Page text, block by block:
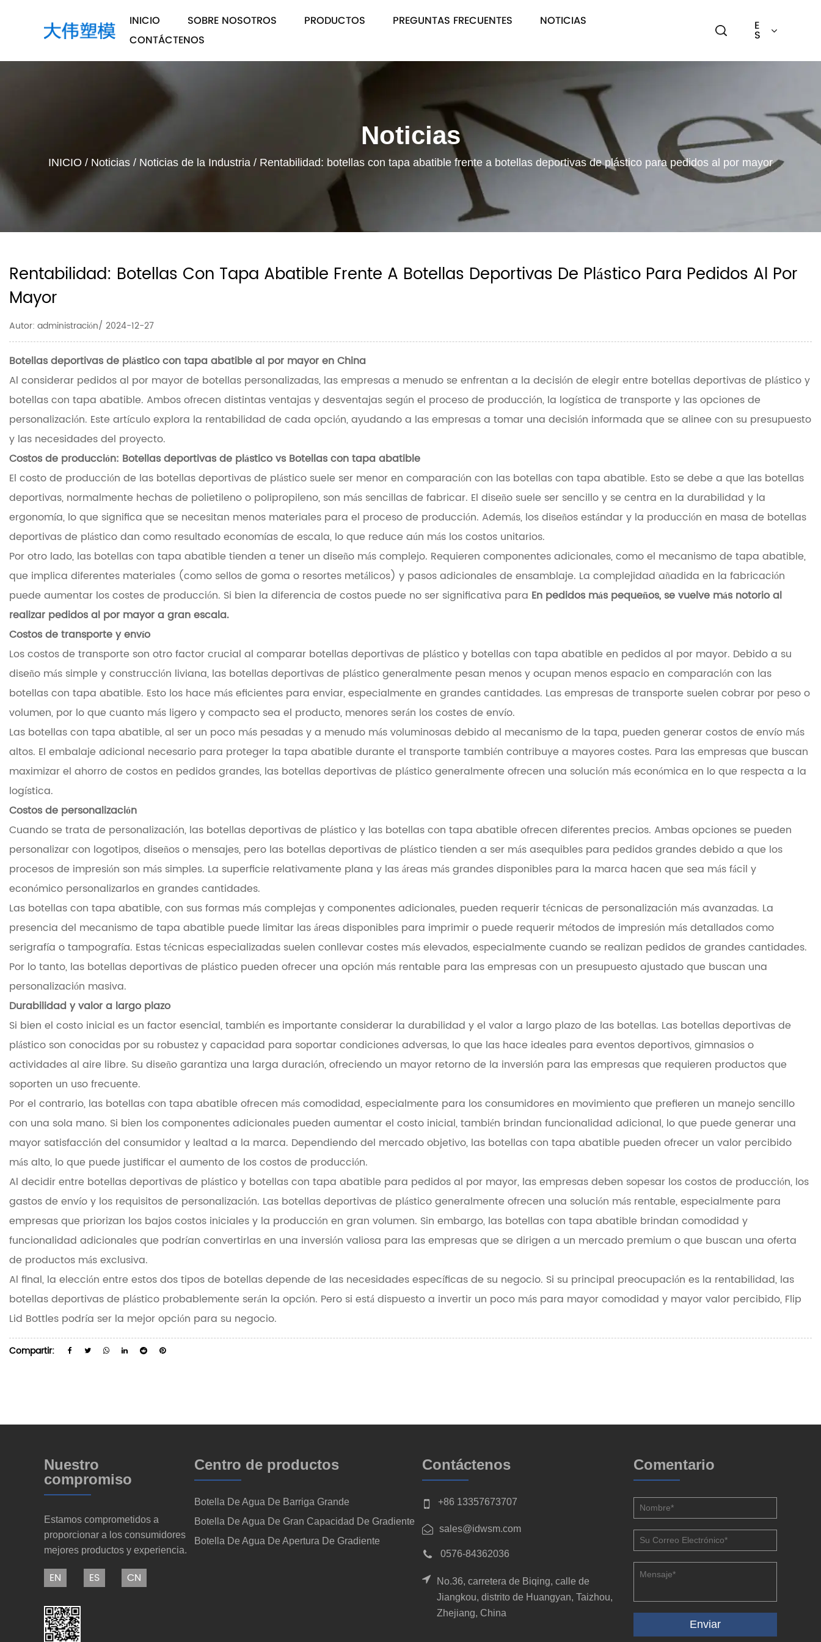
INICIO SOBRE NOSOTROS PRODUCTOS PREGUNTAS FRECUENTES
NOTICIAS
CONTÁCTENOS
E
S
Noticias
INICIO / Noticias / Noticias de la Industria / Rentabilidad: botellas con tapa abatible frente a botellas deportivas de plástico para pedidos al por mayor
Rentabilidad: Botellas Con Tapa Abatible Frente A Botellas Deportivas De Plástico Para Pedidos Al Por
Mayor
Autor: administración/ 2024-12-27
Botellas deportivas de plástico con tapa abatible al por mayor en China
Al considerar pedidos al por mayor de botellas personalizadas, las empresas a menudo se enfrentan a la decisión de elegir entre botellas deportivas de plástico y
botellas con tapa abatible. Ambos ofrecen distintas ventajas y desventajas según el proceso de producción, la logística de transporte y las opciones de
personalización. Este artículo explora la rentabilidad de cada opción, ayudando a las empresas a tomar una decisión informada que se alinee con su presupuesto
y las necesidades del proyecto.
Costos de producción: Botellas deportivas de plásticovs Botellas con tapa abatible
El costo de producción de las botellas deportivas de plástico suele ser menor en comparación con las botellas con tapa abatible. Esto se debe a que las botellas
deportivas, normalmente hechas de polietileno o polipropileno, son más sencillas de fabricar. El diseño suele ser sencillo y se centra en la durabilidad y la
ergonomía, lo que significa que se necesitan menos materiales para el proceso de producción. Además, los diseños estándar y la producción en masa de botellas
deportivas de plástico dan como resultado economías de escala, lo que reduce aún más los costos unitarios.
Por otro lado, las botellas con tapa abatible tienden a tener un diseño más complejo. Requieren componentes adicionales, como el mecanismo de tapa abatible,
que implica diferentes materiales (como sellos de goma o resortes metálicos) y pasos adicionales de ensamblaje. La complejidad añadida en la fabricación
puede aumentar los costes de producción. Si bien la diferencia de costos puede no ser significativa para En pedidos más pequeños, se vuelve más notorio al
realizar pedidos al por mayor a gran escala.
Costos de transporte y envío
Los costos de transporte son otro factor crucial al comparar botellas deportivas de plástico y botellas con tapa abatible en pedidos al por mayor. Debido a su
diseño más simple y construcción liviana, las botellas deportivas de plástico generalmente pesan menos y ocupan menos espacio en comparación con las
botellas con tapa abatible. Esto los hace más eficientes para enviar, especialmente en grandes cantidades. Las empresas de transporte suelen cobrar por peso o
volumen, por lo que cuanto más ligero y compacto sea el producto, menores serán los costes de envío.
Las botellas con tapa abatible, al ser un poco más pesadas y a menudo más voluminosas debido al mecanismo de la tapa, pueden generar costos de envío más
altos. El embalaje adicional necesario para proteger la tapa abatible durante el transporte también contribuye a mayores costes. Para las empresas que buscan
maximizar el ahorro de costos en pedidos grandes, las botellas deportivas de plástico generalmente ofrecen una solución más económica en lo que respecta a la
logística.
Costos de personalización
Cuando se trata de personalización, las botellas deportivas de plástico y las botellas con tapa abatible ofrecen diferentes precios. Ambas opciones se pueden
personalizar con logotipos, diseños o mensajes, pero las botellas deportivas de plástico tienden a ser más asequibles para pedidos grandes debido a que los
procesos de impresión son más simples. La superficie relativamente plana y las áreas más grandes disponibles para la marca hacen que sea más fácil y
económico personalizarlos en grandes cantidades.
Las botellas con tapa abatible, con sus formas más complejas y componentes adicionales, pueden requerir técnicas de personalización más avanzadas. La
presencia del mecanismo de tapa abatible puede limitar las áreas disponibles para imprimir o puede requerir métodos de impresión más detallados como
serigrafía o tampografía. Estas técnicas especializadas suelen conllevar costes más elevados, especialmente cuando se realizan pedidos de grandes cantidades.
Por lo tanto, las botellas deportivas de plástico pueden ofrecer una opción más rentable para las empresas con un presupuesto ajustado que buscan una
personalización masiva.
Durabilidad y valor a largo plazo
Si bien el costo inicial es un factor esencial, también es importante considerar la durabilidad y el valor a largo plazo de las botellas. Las botellas deportivas de
plástico son conocidas por su robustez y capacidad para soportar condiciones adversas, lo que las hace ideales para eventos deportivos, gimnasios o
actividades al aire libre. Su diseño garantiza una larga duración, ofreciendo un mayor retorno de la inversión para las empresas que requieren productos que
soporten un uso frecuente.
Por el contrario, las botellas con tapa abatible ofrecen más comodidad, especialmente para los consumidores en movimiento que prefieren un manejo sencillo
con una sola mano. Si bien los componentes adicionales pueden aumentar el costo inicial, también brindan funcionalidad adicional, lo que puede generar una
mayor satisfacción del consumidor y lealtad a la marca. Dependiendo del mercado objetivo, las botellas con tapa abatible pueden ofrecer un valor percibido
más alto, lo que puede justificar el aumento de los costos de producción.
Al decidir entre botellas deportivas de plástico y botellas con tapa abatible para pedidos al por mayor, las empresas deben sopesar los costos de producción, los
gastos de envío y los requisitos de personalización. Las botellas deportivas de plástico generalmente ofrecen una solución más rentable, especialmente para
empresas que priorizan los bajos costos iniciales y la producción en gran volumen. Sin embargo, las botellas con tapa abatible brindan comodidad y
funcionalidad adicionales que podrían convertirlas en una inversión valiosa para las empresas que se dirigen a un mercado premium o que buscan una oferta
de productos más exclusiva.
Al final, la elección entre estos dos tipos de botellas depende de las necesidades específicas de su negocio. Si su principal preocupación es la rentabilidad, las
botellas deportivas de plástico probablemente serán la opción. Pero si está dispuesto a invertir un poco más para mayor comodidad y mayor valor percibido, Flip
Lid Bottles podría ser la mejor opción para su negocio.
Compartir:
Nuestro
compromiso
Estamos comprometidos a
proporcionar a los consumidores
mejores productos y experiencia.
EN ES CN
Centro de productos
Botella De Agua De Barriga Grande
Botella De Agua De Gran Capacidad De Gradiente
Botella De Agua De Apertura De Gradiente
Contáctenos
+86 13357673707
sales@idwsm.com
0576-84362036
No.36, carretera de Biqing, calle de
Jiangkou, distrito de Huangyan, Taizhou,
Zhejiang, China
Comentario